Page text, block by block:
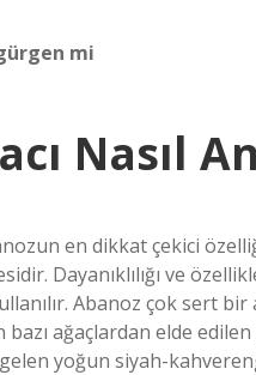
mi
Nasıl
en dikkat çekici
Dayanıklılığı ve
Abanoz çok sert
ağaçlardan elde
yoğun siyah-